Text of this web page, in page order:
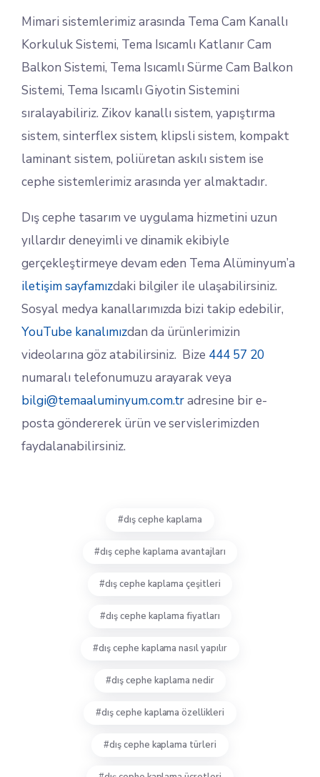
Mimari sistemlerimiz arasında Tema Cam Kanallı
Korkuluk Sistemi, Tema Isıcamlı Katlanır Cam
Balkon Sistemi, Tema Isıcamlı Sürme Cam Balkon
Sistemi, Tema Isıcamlı Giyotin Sistemini
sıralayabiliriz. Zikov kanallı sistem, yapıştırma
sistem, sinterflex sistem, klipsli sistem, kompakt
laminant sistem, poliüretan askılı sistem ise
cephe sistemlerimiz arasında yer almaktadır.
Dış cephe tasarım ve uygulama hizmetini uzun
yıllardır deneyimli ve dinamik ekibiyle
gerçekleştirmeye devam eden Tema Alüminyum’a
iletişim sayfamızdaki bilgiler ile ulaşabilirsiniz.
Sosyal medya kanallarımızda bizi takip edebilir,
YouTube kanalımızdan da ürünlerimizin
videolarına göz atabilirsiniz. Bize 444 57 20
numaralı telefonumuzu arayarak veya
bilgi@temaaluminyum.com.tradresine bir e-
posta göndererek ürün ve servislerimizden
faydalanabilirsiniz.
dış cephe kaplama
dış cephe kaplama avantajları
dış cephe kaplama çeşitleri
dış cephe kaplama fiyatları
dış cephe kaplama nasıl yapılır
dış cephe kaplama nedir
dış cephe kaplama özellikleri
dış cephe kaplama türleri